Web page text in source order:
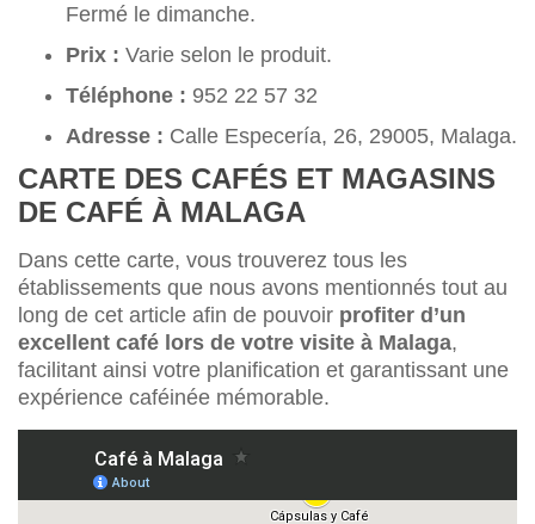
Fermé le dimanche.
Prix : Varie selon le produit.
Téléphone : 952 22 57 32
Adresse : Calle Especería, 26, 29005, Malaga.
CARTE DES CAFÉS ET MAGASINS
DE CAFÉ À MALAGA
Dans cette carte, vous trouverez tous les
établissements que nous avons mentionnés tout au
long de cet article afin de pouvoir profiter d’un
excellent café lors de votre visite à Malaga,
facilitant ainsi votre planification et garantissant une
expérience caféinée mémorable.